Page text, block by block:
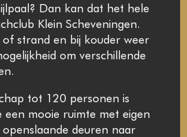
Dan kan dat het hele
Klein Scheveningen.
strand en bij kouder weer
om verschillende
tot 120 personen is
een mooie ruimte met eigen
deuren naar